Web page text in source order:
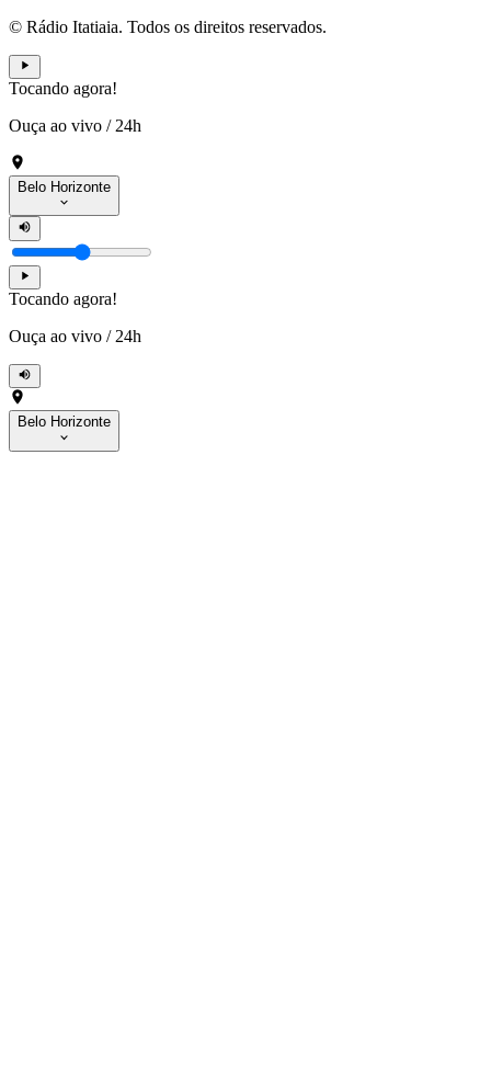
© Rádio Itatiaia. Todos os direitos reservados.
Tocando agora!
Ouça ao vivo / 24h
Belo Horizonte
Tocando agora!
Ouça ao vivo / 24h
Belo Horizonte